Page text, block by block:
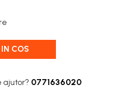
COS
ajutor? 0771636020